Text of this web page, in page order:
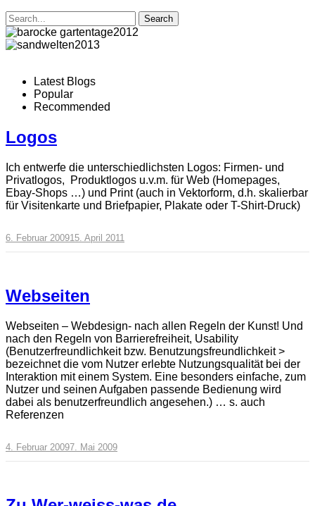
Latest Blogs
Popular
Recommended
Logos
Ich entwerfe die unterschiedlichsten Logos: Firmen- und
Privatlogos, Produktlogos u.v.m. für Web (Homepages,
Ebay-Shops …) und Print (auch in Vektorform, d.h. skalierbar
für Visitenkarte und Briefpapier, Plakate oder T-Shirt-Druck)
6. Februar 200915. April 2011
Webseiten
Webseiten – Webdesign- nach allen Regeln der Kunst! Und
nach den Regeln von Barrierefreiheit, Usability
(Benutzerfreundlichkeit bzw. Benutzungsfreundlichkeit >
bezeichnet die vom Nutzer erlebte Nutzungsqualität bei der
Interaktion mit einem System. Eine besonders einfache, zum
Nutzer und seinen Aufgaben passende Bedienung wird
dabei als benutzerfreundlich angesehen.) … s. auch
Referenzen
4. Februar 20097. Mai 2009